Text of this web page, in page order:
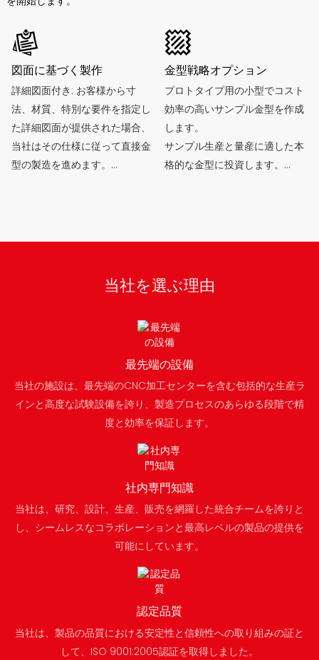
図面に基づく製作
詳細図面付き: お客様から寸
法、材質、特別な要件を指定し
た詳細図面が提供された場合、
当社はその仕様に従って直接金
型の製造を進めます。
ルがある場合は、当社のエンジ
要求します。 彼らは寸法を測定
し、詳細な技術図面を作成し、
金型戦略オプション
プロトタイプ用の小型でコスト
効率の高いサンプル金型を作成
します。
サンプル生産と量産に適した本
格的な金型に投資します。
耐久性を保証します。 この保証
修理または金型の作り直しの費
用を負担します。
当社を選ぶ理由
最先端の設備
当社の施設は、最先端のCNC加工センターを含む包括的な生産ラ
インと高度な試験設備を誇り、製造プロセスのあらゆる段階で精
度と効率を保証します。
社内専門知識
当社は、研究、設計、生産、販売を網羅した統合チームを誇りと
し、シームレスなコラボレーションと最高レベルの製品の提供を
可能にしています。
認定品質
当社は、製品の品質における安定性と信頼性への取り組みの証と
して、ISO 9001:2005認証を取得しました。